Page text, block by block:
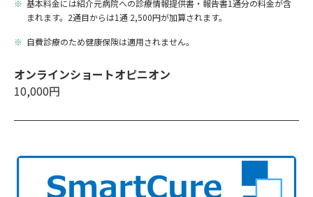
基本料金には紹介元病院への診療情報提供書・報告書1通分の料金が含
まれます。2通目からは1通 2,500円が加算されます。
自費診療のため健康保険は適用されません。
オンラインショートオピニオン
10,000円